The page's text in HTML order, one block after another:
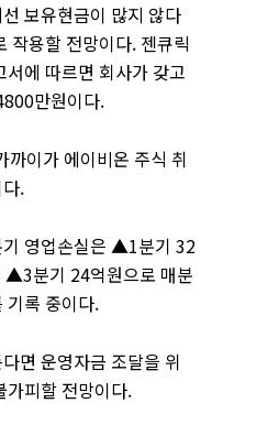
보유현금이 많지 않다
작용할 전망이다. 젠큐릭
에 따르면 회사가 갖고
만원이다.
이가 에이비온 주식 취
.
기 영업손실은 ▲1분기 32
분기 24억원으로 매분
기록 중이다.
면 운영자금 조달을 위
가피할 전망이다.